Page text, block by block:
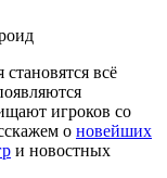
всё
игроков со
о новейших
и новостных